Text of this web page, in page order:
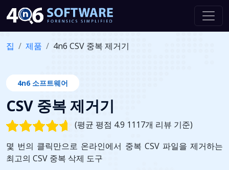
집 제품 4n6 CSV 중복 제거기
4n6 소프트웨어
CSV 중복 제거기
(평균 평점 4.9 1117개 리뷰 기준)
몇 번의 클릭만으로 온라인에서 중복 CSV 파일을 제거하는
최고의 CSV 중복 삭제 도구